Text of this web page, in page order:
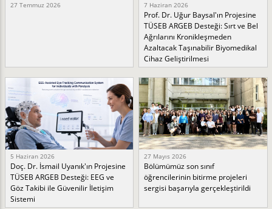
27 Temmuz 2026 7 Haziran 2026
Prof. Dr. Uğur Baysal'ın Projesine
TÜSEB ARGEB Desteği: Sırt ve Bel
Ağrılarını Kronikleşmeden
Azaltacak Taşınabilir Biyomedikal
Cihaz Geliştirilmesi
5 Haziran 2026
Doç. Dr. İsmail Uyanık'ın Projesine
TÜSEB ARGEB Desteği: EEG ve
Göz Takibi ile Güvenilir İletişim
Sistemi
27 Mayıs 2026
Bölümümüz son sınıf
öğrencilerinin bitirme projeleri
sergisi başarıyla gerçekleştirildi